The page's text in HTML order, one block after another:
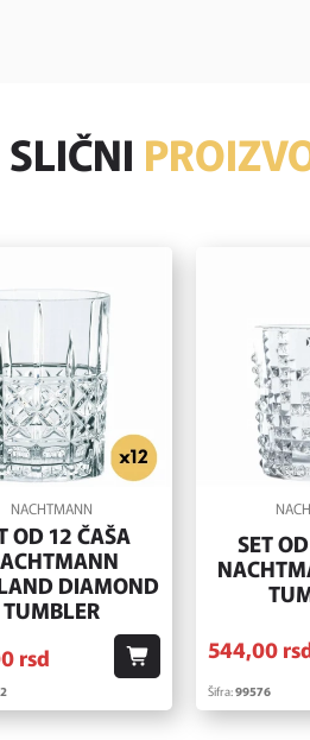
SLIČNI
NACHTMANN
OD 12 ČAŠA
DIAMOND
TUMBLER
rsd
SET
544,00
Šifra:99576